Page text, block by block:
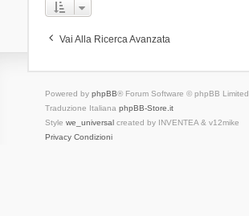
Vai Alla Ricerca Avanzata
Powered by phpBB® Forum Software © phpBB Limited
Traduzione Italiana phpBB-Store.it
Style we_universalcreated by INVENTEA & v12mike
Privacy Condizioni